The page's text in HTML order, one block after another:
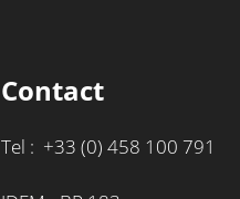
Contact
Tel : +33 (0) 458 100 791